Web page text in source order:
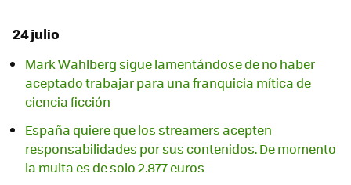
24 julio
Mark Wahlberg sigue lamentándose de no haber
aceptado trabajar para una franquicia mítica de
ciencia ficción
España quiere que los streamers acepten
responsabilidades por sus contenidos. De momento
la multa es de solo 2.877 euros